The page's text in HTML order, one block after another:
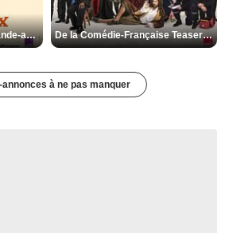
Les Matins merveilleux Bande-annonce VF De la Comédie-Française Teaser VF
annonces à ne pas manquer